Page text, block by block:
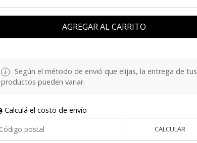
AGREGAR AL CARRITO
Según el método de envió que elijas, la entrega de tus
productos pueden variar.
Calculá el costo de envío
CALCULAR